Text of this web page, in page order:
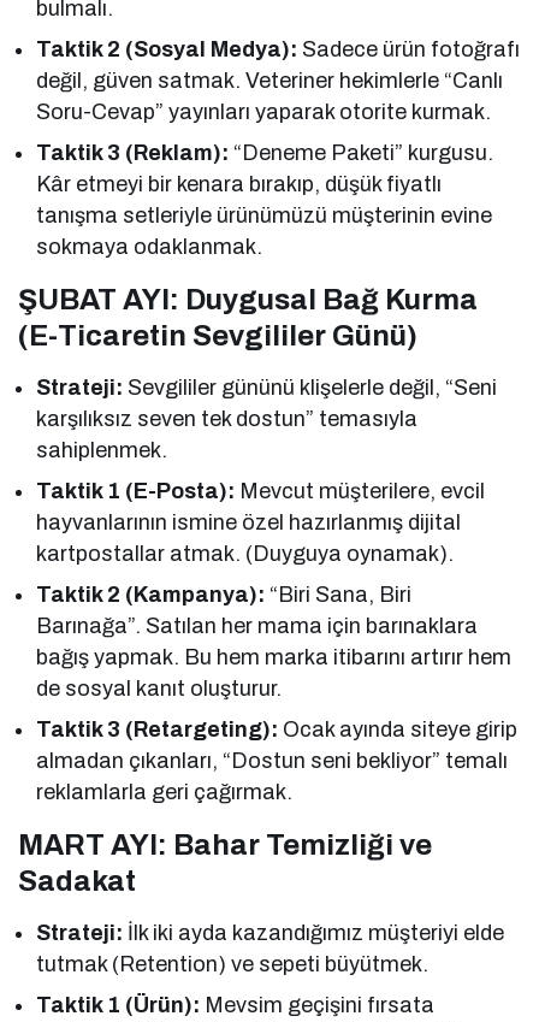
bulmalı.
Taktik 2 (Sosyal Medya): Sadece ürün fotoğrafı
değil, güven satmak. Veteriner hekimlerle “Canlı
Soru-Cevap” yayınları yaparak otorite kurmak.
Taktik 3 (Reklam): “Deneme Paketi” kurgusu.
Kâr etmeyi bir kenara bırakıp, düşük fiyatlı
tanışma setleriyle ürünümüzü müşterinin evine
sokmaya odaklanmak.
ŞUBAT AYI: Duygusal Bağ Kurma
(E-Ticaretin Sevgililer Günü)
Strateji: Sevgililer gününü klişelerle değil, “Seni
karşılıksız seven tek dostun” temasıyla
sahiplenmek.
Taktik 1 (E-Posta): Mevcut müşterilere, evcil
hayvanlarının ismine özel hazırlanmış dijital
kartpostallar atmak. (Duyguya oynamak).
Taktik 2 (Kampanya): “Biri Sana, Biri
Barınağa”. Satılan her mama için barınaklara
bağış yapmak. Bu hem marka itibarını artırır hem
de sosyal kanıt oluşturur.
Taktik 3 (Retargeting): Ocak ayında siteye girip
almadan çıkanları, “Dostun seni bekliyor” temalı
reklamlarla geri çağırmak.
MART AYI: Bahar Temizliği ve
Sadakat
Strateji: İlk iki ayda kazandığımız müşteriyi elde
tutmak (Retention) ve sepeti büyütmek.
Taktik 1 (Ürün): Mevsim geçişini fırsata